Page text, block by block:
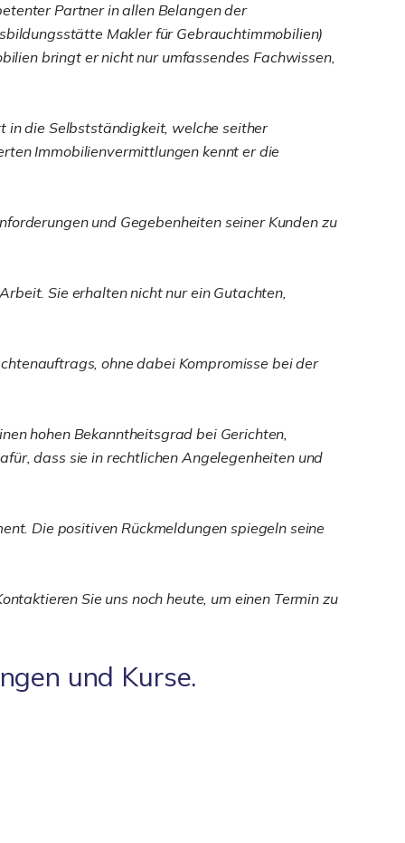
Partner in allen Belangen der
Makler für Gebrauchtimmobilien)
bringt er nicht nur umfassendes Fachwissen,
in die Selbstständigkeit, welche seither
Immobilienvermittlungen kennt er die
und Gegebenheiten seiner Kunden zu
Sie erhalten nicht nur ein Gutachten,
ohne dabei Kompromisse bei der
hohen Bekanntheitsgrad bei Gerichten,
dass sie in rechtlichen Angelegenheiten und
Die positiven Rückmeldungen spiegeln seine
Sie uns noch heute, um einen Termin zu
und Kurse.